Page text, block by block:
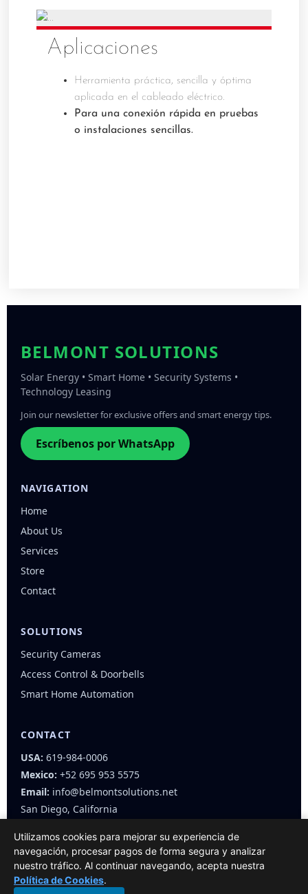
Aplicaciones
Herramienta práctica, sencilla y óptima
aplicada en el cableado eléctrico.
Para una conexión rápida en pruebas
o instalaciones sencillas.
BELMONT SOLUTIONS
Solar Energy • Smart Home • Security Systems •
Technology Leasing
Join our newsletter for exclusive offers and smart energy tips.
Escríbenos por WhatsApp
NAVIGATION
Home
About Us
Services
Store
Contact
SOLUTIONS
Security Cameras
Access Control & Doorbells
Smart Home Automation
CONTACT
USA: 619-984-0006
Mexico: +52 695 953 5575
Email: info@belmontsolutions.net
San Diego, California
© 2025 Belmont Solutions — All rights reserved.
Utilizamos cookies para mejorar su experiencia de
navegación, procesar pagos de forma segura y analizar
nuestro tráfico. Al continuar navegando, acepta nuestra
Política de Cookies.